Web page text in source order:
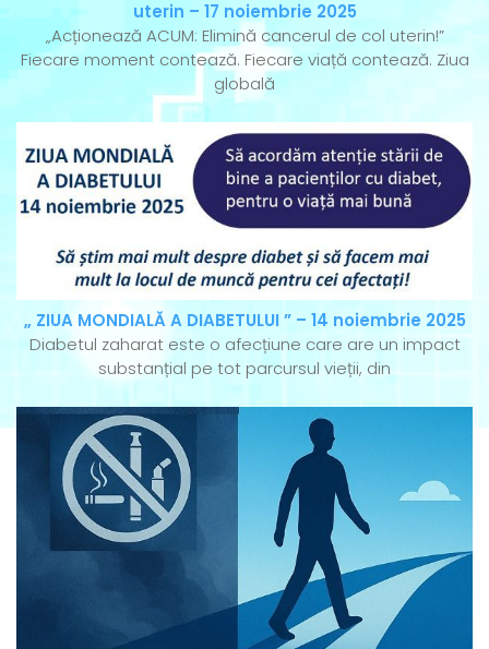
uterin – 17 noiembrie 2025
„Acționează ACUM: Elimină cancerul de col uterin!”
Fiecare moment contează. Fiecare viață contează. Ziua
globală
„ ZIUA MONDIALĂ A DIABETULUI ” – 14 noiembrie 2025
Diabetul zaharat este o afecțiune care are un impact
substanțial pe tot parcursul vieții, din